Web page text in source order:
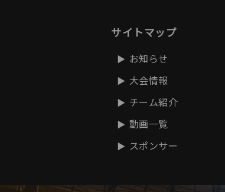
サイトマップ
お知らせ
大会情報
チーム紹介
動画一覧
スポンサー